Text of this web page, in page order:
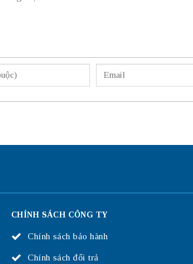
CHÍNH SÁCH CÔNG TY
Chính sách bảo hành
Chính sách đổi trả